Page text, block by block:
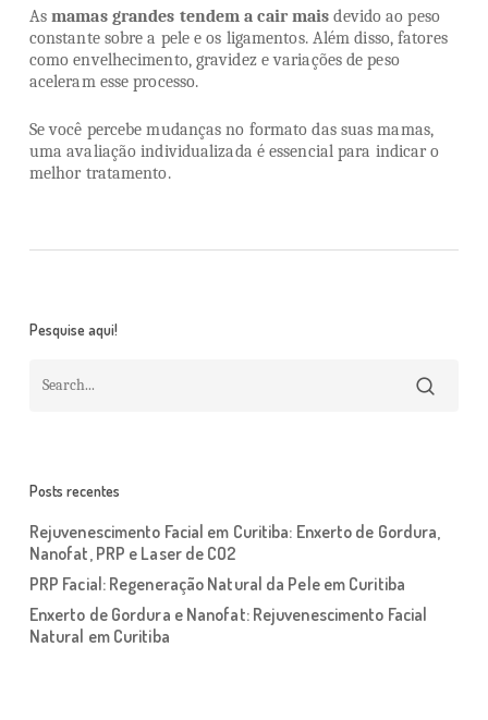
Asmamas grandes tendem a cair mais devido ao peso
constante sobre a pele e os ligamentos. Além disso, fatores
como envelhecimento, gravidez e variações de peso
aceleram esse processo.
Se você percebe mudanças no formato das suas mamas,
uma avaliação individualizada é essencial para indicar o
melhor tratamento.
Pesquise aqui!
Posts recentes
Rejuvenescimento Facial em Curitiba: Enxerto de Gordura,
Nanofat, PRP e Laser de CO2
PRP Facial: Regeneração Natural da Pele em Curitiba
Enxerto de Gordura e Nanofat: Rejuvenescimento Facial
Natural em Curitiba